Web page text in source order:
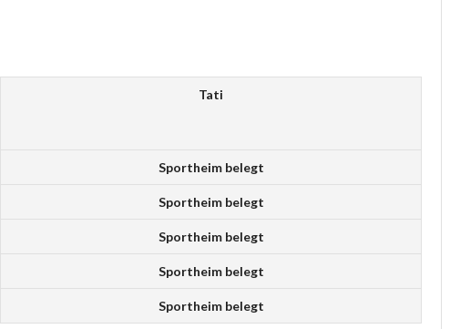
Tati
Sportheim belegt
Sportheim belegt
Sportheim belegt
Sportheim belegt
Sportheim belegt